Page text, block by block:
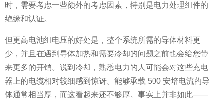
时，需要考虑一些额外的考虑因素，特别是电力处理组件的
绝缘和认证。
但更高电池组电压的好处是，整个系统所需的导体材料更
少，并且在遇到导体加热和需要冷却的问题之前也会给您带
来更多的开销。说到冷却，熟悉电力的人可能会对这些充电
器上的电缆相对较细感到惊讶。能够承载 500 安培电流的导
体通常相当厚，而这看起来还不够厚。事实上并非如此——